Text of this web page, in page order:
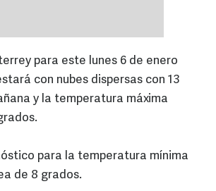
para este lunes 6 de enero
con nubes dispersas con 13
y la temperatura máxima
para la temperatura mínima
de 8 grados.